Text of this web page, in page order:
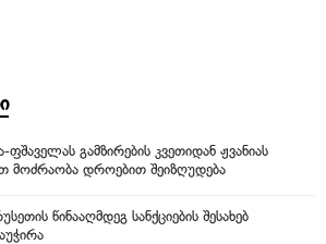
ფშაველას გამზირების კვეთიდან ჟვანიას
მოძრაობა დროებით შეიზღუდება
წინააღმდეგ სანქციების შესახებ